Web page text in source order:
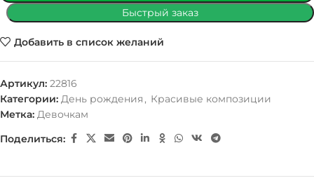
Быстрый заказ
Добавить в список желаний
Артикул: 22816
Категории: День рождения , Красивые композиции
Метка: Девочкам
Поделиться: